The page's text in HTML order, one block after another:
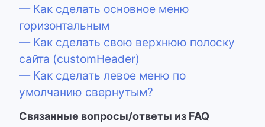
— Как сделать основное меню
горизонтальным
— Как сделать свою верхнюю полоску
сайта (customHeader)
— Как сделать левое меню по
умолчанию свернутым?
Связанные вопросы/ответы из FAQ